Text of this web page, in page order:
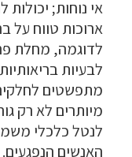
אי נוחות;
ארוכות טווח על
לדוגמה, מחלת
לבעיות
מתפשטים
מיותרים לא רק
לנטל כלכלי
האנשים הנפגעים.